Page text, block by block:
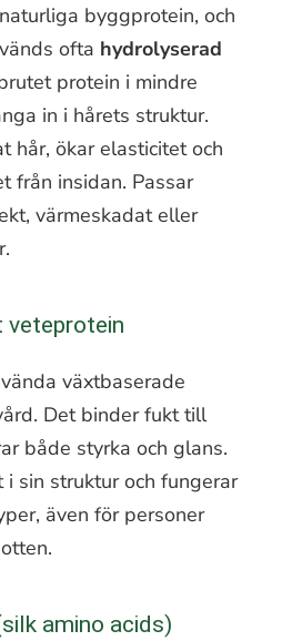
byggprotein, och
ofta hydrolyserad
protein i mindre
in i hårets struktur.
hår, ökar elasticitet och
från insidan. Passar
värmeskadat eller
veteprotein
växtbaserade
Det binder fukt till
både styrka och glans.
sin struktur och fungerar
även för personer
amino acids)